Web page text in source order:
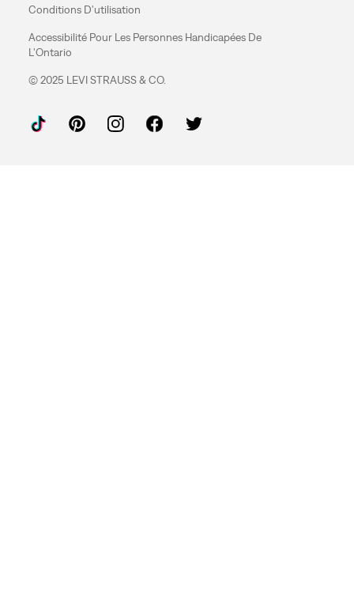
Conditions D'utilisation
Accessibilité Pour Les Personnes Handicapées De
L'Ontario
© 2025 LEVI STRAUSS & CO.